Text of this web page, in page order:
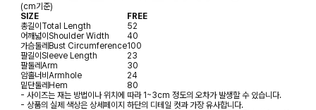
(cm기준)
SIZE
FREE
총길이 Total Length
52
어깨넓이 Shoulder Width
40
가슴둘레 Bust Circumference100
팔길이 Sleeve Length
23
팔둘레 Arm
30
암홀너비 Armhole
24
밑단둘레 Hem
80
- 사이즈는 재는 방법이나 위치에 따라 1~3cm 정도의 오차가 발생할 수 있습니다.
- 상품의 실제 색상은 상세페이지 하단의 디테일 컷과 가장 유사합니다.